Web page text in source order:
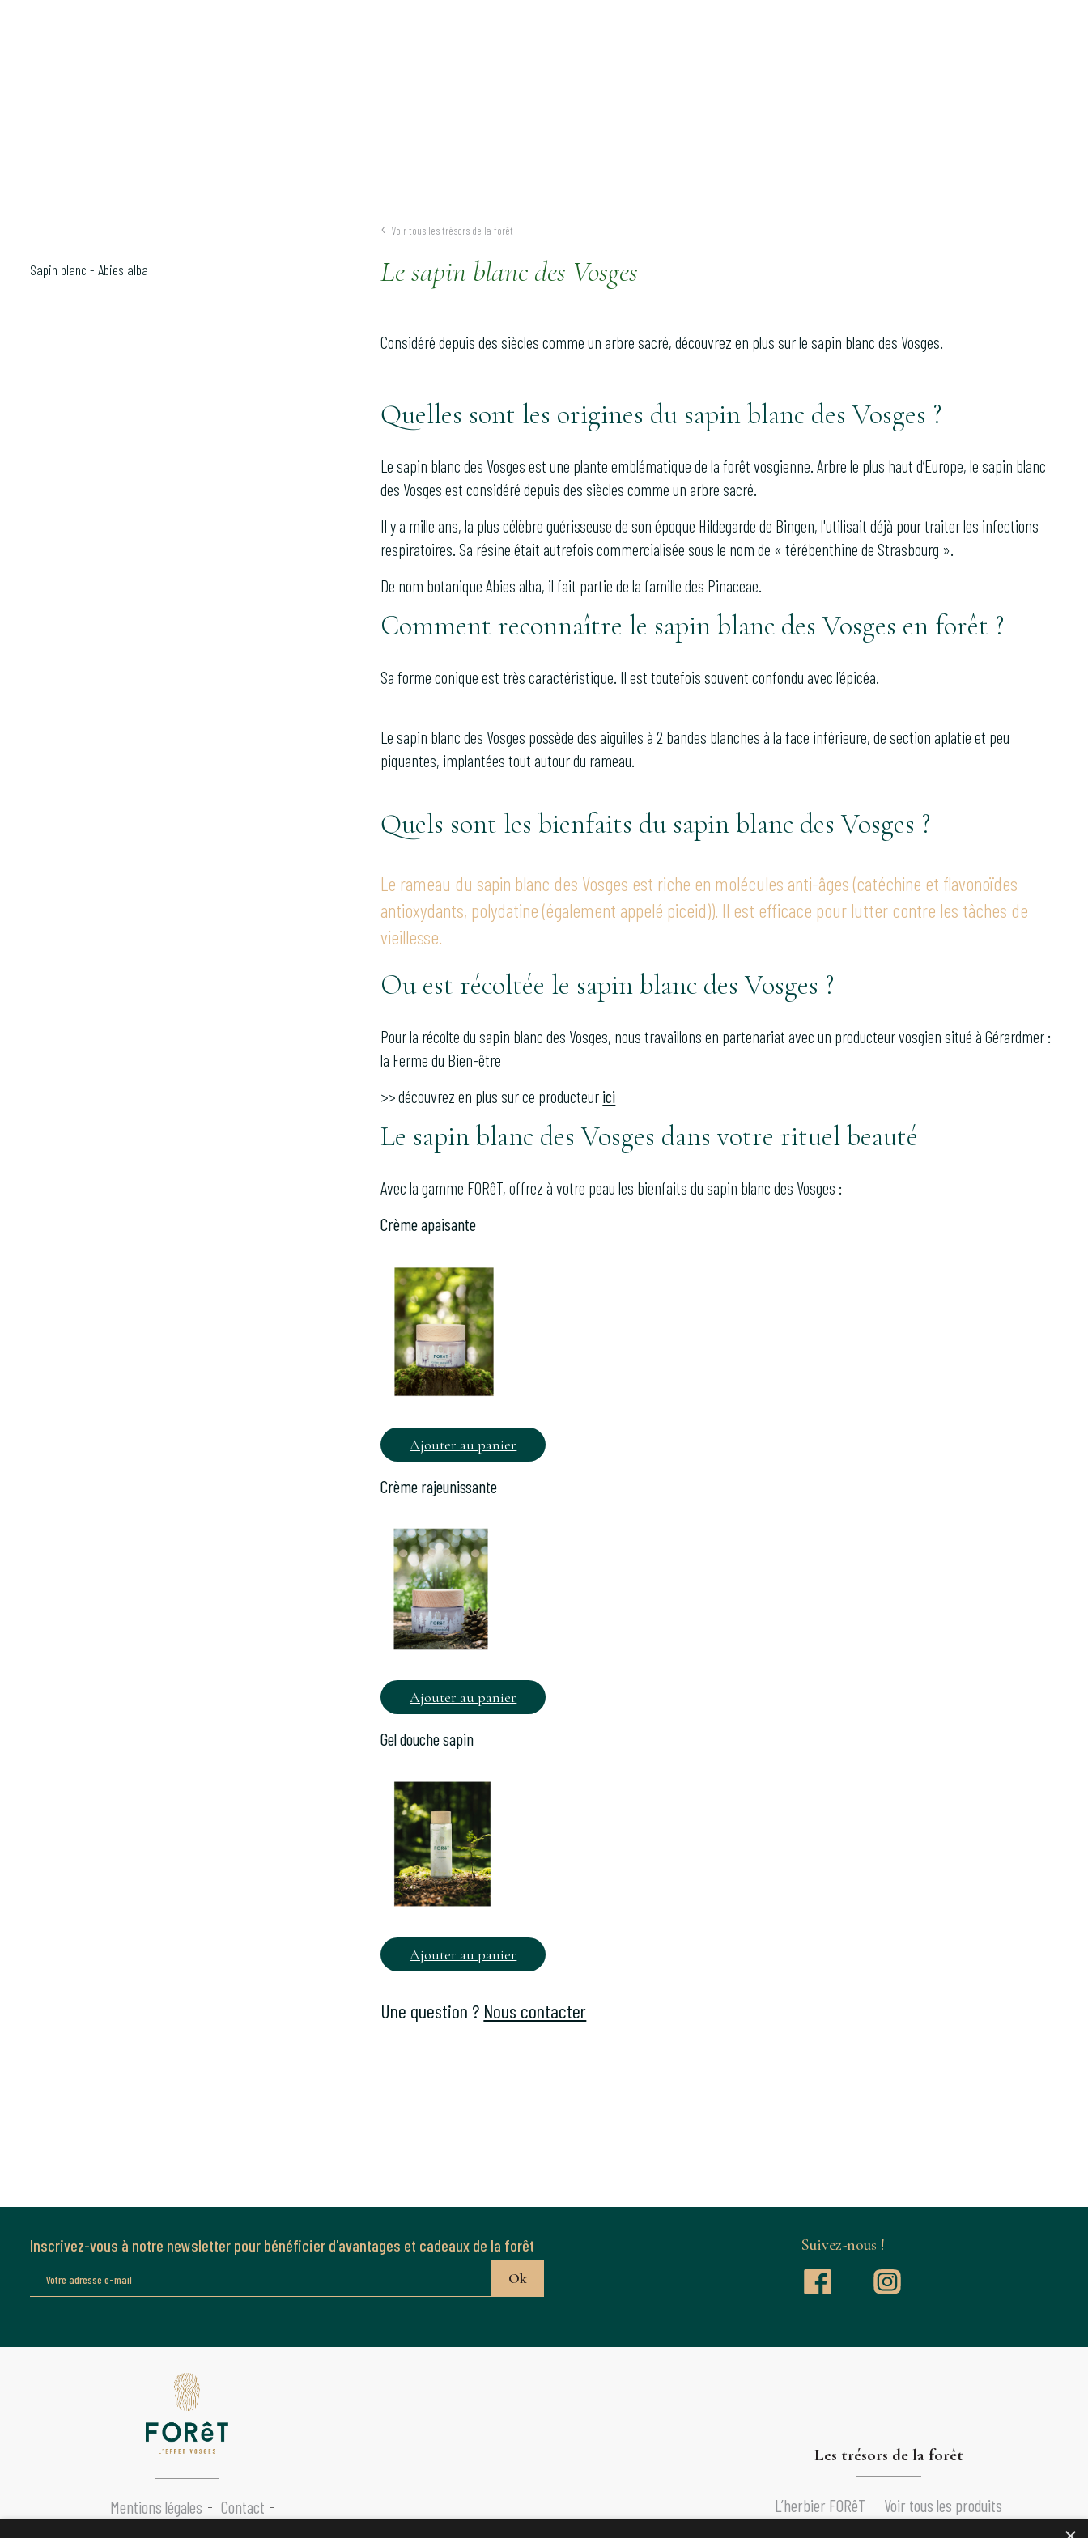
Sapin blanc - Abies alba
Voir tous les trésors de la forêt
Le sapin blanc des Vosges
Considéré depuis des siècles comme un arbre sacré, découvrez en plus sur le sapin blanc des Vosges.
Quelles sont les origines du sapin blanc des Vosges ?
Le sapin blanc des Vosges est une plante emblématique de la forêt vosgienne. Arbre le plus haut d’Europe, le sapin blanc
des Vosges est considéré depuis des siècles comme un arbre sacré.
Il y a mille ans, la plus célèbre guérisseuse de son époque Hildegarde de Bingen, l'utilisait déjà pour traiter les infections
respiratoires. Sa résine était autrefois commercialisée sous le nom de « térébenthine de Strasbourg ».
De nom botanique Abies alba, il fait partie de la famille des Pinaceae.
Comment reconnaître le sapin blanc des Vosges en forêt ?
Sa forme conique est très caractéristique. Il est toutefois souvent confondu avec l’épicéa.
Le sapin blanc des Vosges possède des aiguilles à 2 bandes blanches à la face inférieure, de section aplatie et peu
piquantes, implantées tout autour du rameau.
Quels sont les bienfaits du sapin blanc des Vosges ?
Le rameau du sapin blanc des Vosges est riche en molécules anti-âges (catéchine et flavonoïdes
antioxydants, polydatine (également appelé piceid)). Il est efficace pour lutter contre les tâches de
vieillesse.
Ou est récoltée le sapin blanc des Vosges ?
Pour la récolte du sapin blanc des Vosges, nous travaillons en partenariat avec un producteur vosgien situé à Gérardmer :
la Ferme du Bien-être
>> découvrez en plus sur ce producteur ici
Le sapin blanc des Vosges dans votre rituel beauté
Avec la gamme FORêT, offrez à votre peau les bienfaits du sapin blanc des Vosges :
Crème apaisante
Ajouter au panier
Crème rajeunissante
Ajouter au panier
Gel douche sapin
Ajouter au panier
Une question ? Nous contacter
Inscrivez-vous à notre newsletter pour bénéficier d'avantages et cadeaux de la forêt Suivez-nous !
Mentions légales
Contact
Les trésors de la forêt
L’herbier FORêT Voir tous les produits